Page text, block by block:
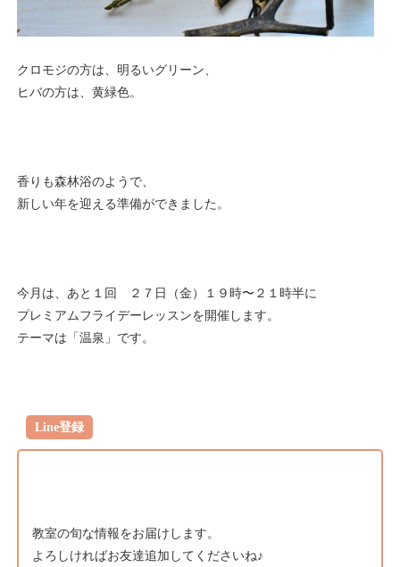
クロモジの方は、明るいグリーン、
ヒバの方は、黄緑色。
香りも森林浴のようで、
新しい年を迎える準備ができました。
今月は、あと１回 ２７日（金）１９時〜２１時半に
プレミアムフライデーレッスンを開催します。
テーマは「温泉」です。
Line登録
教室の旬な情報をお届けします。
よろしければお友達追加してくださいね♪